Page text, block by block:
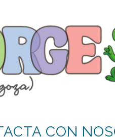
CON